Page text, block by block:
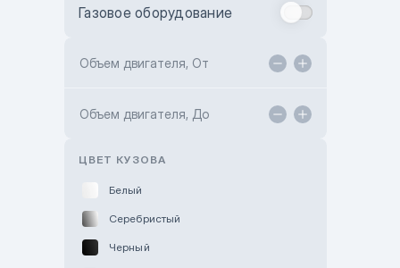
Toyota Kokshetau
Hyundai ShymCity
Газовое оборудование
Объем двигателя, От
Объем двигателя, До
ЦВЕТ КУЗОВА
Белый
Серебристый
Черный